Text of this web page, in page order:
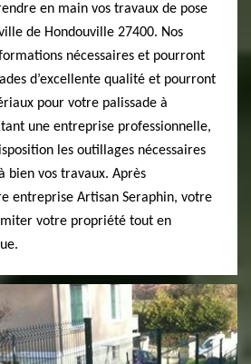
en main vos travaux de pose
de Hondouville 27400. Nos
nécessaires et pourront
d’excellente qualité et pourront
pour votre palissade à
une entreprise professionnelle,
les outillages nécessaires
bien vos travaux. Après
entreprise Artisan Seraphin, votre
votre propriété tout en